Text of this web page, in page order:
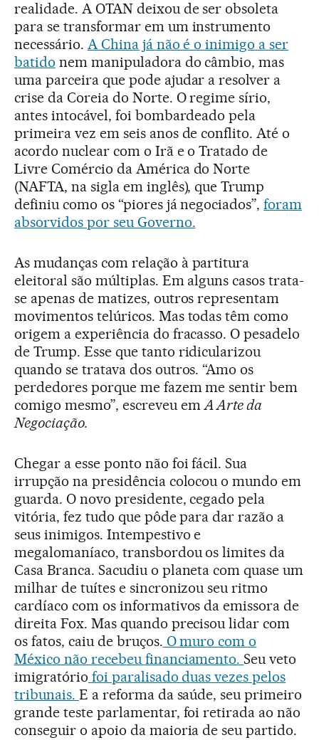
realidade. A OTAN deixou de ser obsoleta
para se transformar em um instrumento
necessário. A China já não é o inimigo a ser
batido nem manipuladora do câmbio, mas
uma parceira que pode ajudar a resolver a
crise da Coreia do Norte. O regime sírio,
antes intocável, foi bombardeado pela
primeira vez em seis anos de conflito. Até o
acordo nuclear com o Irã e o Tratado de
Livre Comércio da América do Norte
(NAFTA, na sigla em inglês), que Trump
definiu como os “piores já negociados”,foram
absorvidos por seu Governo.
As mudanças com relação à partitura
eleitoral são múltiplas. Em alguns casos trata-
se apenas de matizes, outros representam
movimentos telúricos. Mas todas têm como
origem a experiência do fracasso. O pesadelo
de Trump. Esse que tanto ridicularizou
quando se tratava dos outros. “Amo os
perdedores porque me fazem me sentir bem
comigo mesmo”, escreveu emA Arte da
Negociação.
Chegar a esse ponto não foi fácil. Sua
irrupção na presidência colocou o mundo em
guarda. O novo presidente, cegado pela
vitória, fez tudo que pôde para dar razão a
seus inimigos. Intempestivo e
megalomaníaco, transbordou os limites da
Casa Branca. Sacudiu o planeta com quase um
milhar de tuítes e sincronizou seu ritmo
cardíaco com os informativos da emissora de
direita Fox. Mas quando precisou lidar com
os fatos, caiu de bruços. O muro com o
México não recebeu financiamento.Seu veto
imigratório foi paralisado duas vezes pelos
tribunais. E a reforma da saúde, seu primeiro
grande teste parlamentar, foi retirada ao não
conseguir o apoio da maioria de seu partido.